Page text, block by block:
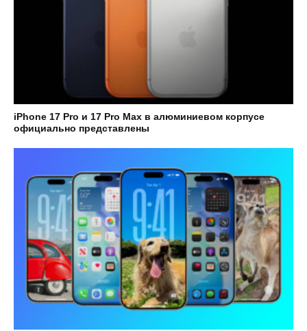
iPhone 17 Pro и 17 Pro Max в алюминиевом корпусе
официально представлены